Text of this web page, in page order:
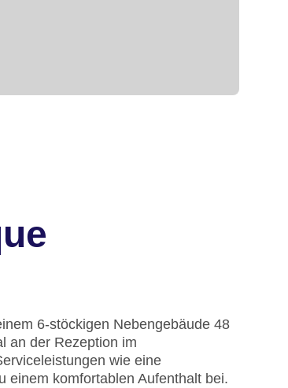
6-stöckigen Nebengebäude 48
an der Rezeption im
wie eine
einem komfortablen Aufenthalt bei.